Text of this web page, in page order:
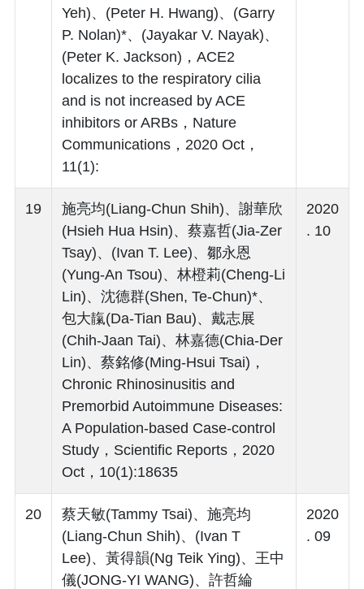
Yeh)、(Peter H. Hwang)、(Garry
P. Nolan)*、(Jayakar V. Nayak)、
(Peter K. Jackson)，ACE2
localizes to the respiratory cilia
and is not increased by ACE
inhibitors or ARBs，Nature
Communications，2020 Oct，
11(1):
19
施亮均(Liang-Chun Shih)、謝華欣
(Hsieh Hua Hsin)、蔡嘉哲(Jia-Zer
Tsay)、(Ivan T. Lee)、鄒永恩
(Yung-An Tsou)、林橙莉(Cheng-Li
Lin)、沈德群(Shen, Te-Chun)*、
包大靝(Da-Tian Bau)、戴志展
(Chih-Jaan Tai)、林嘉德(Chia-Der
Lin)、蔡銘修(Ming-Hsui Tsai)，
Chronic Rhinosinusitis and
Premorbid Autoimmune Diseases:
A Population-based Case-control
Study，Scientific Reports，2020
Oct，10(1):18635
2020
. 10
20
蔡天敏(Tammy Tsai)、施亮均
(Liang-Chun Shih)、(Ivan T
Lee)、黃得韻(Ng Teik Ying)、王中
儀(JONG-YI WANG)、許哲綸
2020
. 09